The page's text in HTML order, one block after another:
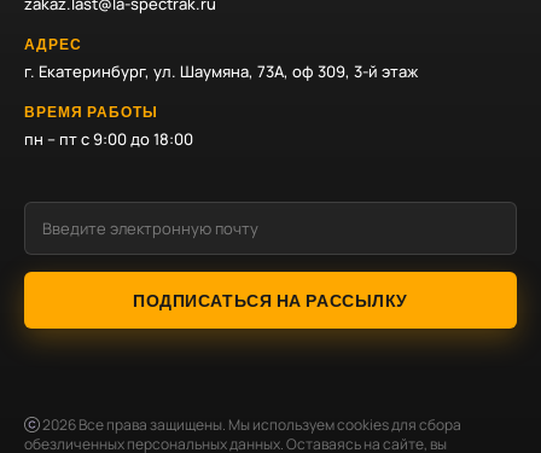
АДРЕС
г. Екатеринбург, ул. Шаумяна, 73А, оф 309, 3-й этаж
ВРЕМЯ РАБОТЫ
пн – пт с 9:00 до 18:00
ПОДПИСАТЬСЯ НА РАССЫЛКУ
2026Все права защищены. Мы используем cookies для сбора
обезличенных персональных данных. Оставаясь на сайте, вы